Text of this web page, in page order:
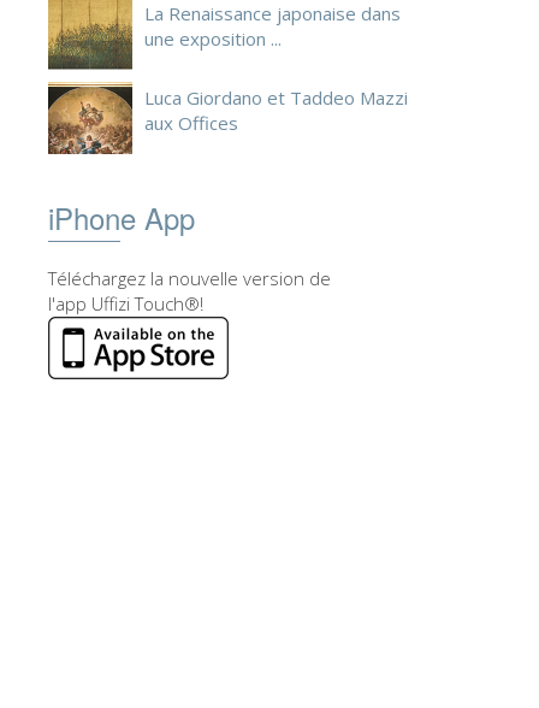
La Renaissance japonaise dans
une exposition ...
Luca Giordano et Taddeo Mazzi
aux Offices
iPhone App
Téléchargez la nouvelle version de
l'app Uffizi Touch®!